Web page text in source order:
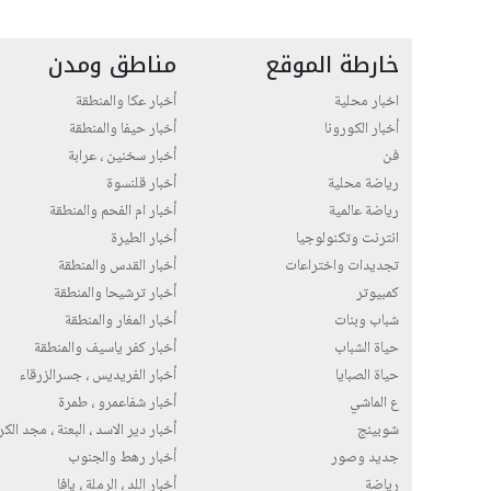
خارطة الموقع
اخبار محلية
أخبار الكورونا
فن
رياضة محلية
رياضة عالمية
انترنت وتكنولوجيا
تجديدات واختراعات
كمبيوتر
شباب وبنات
حياة الشباب
حياة الصبايا
ع الماشي
شوبينج
جديد وصور
رياضة
مناطق ومدن
أخبار عكا والمنطقة
أخبار حيفا والمنطقة
أخبار سخنين ، عرابة
أخبار قلنسوة
أخبار ام الفحم والمنطقة
أخبار الطيرة
أخبار القدس والمنطقة
أخبار ترشيحا والمنطقة
أخبار المغار والمنطقة
أخبار كفر ياسيف والمنطقة
أخبار الفريديس ، جسرالزرقاء
أخبار شفاعمرو ، طمرة
أخبار دير الاسد ، البعنة ، مجد
أخبار رهط والجنوب
أخبار اللد ، الرملة ، يافا